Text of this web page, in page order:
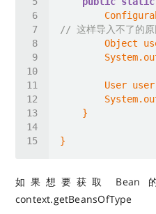
// 这样导入不了的原
Object
如果想要获取 Bean
context.getBeansOfType